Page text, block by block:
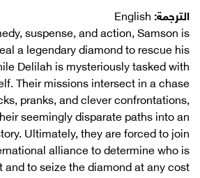
الترجمة:
suspense, and action, Samson is
a legendary diamond to rescue his
Delilah is mysteriously tasked with
Their missions intersect in a chase
pranks, and clever confrontations,
seemingly disparate paths into an
Ultimately, they are forced to join
alliance to determine who is
and to seize the diamond at any cost.